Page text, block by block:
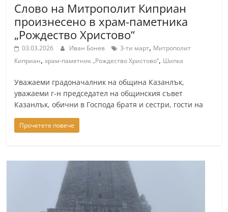
а
–
k
a
z
n
l
a
k
i
n
f
o
Слово на Митрополит Киприан
произнесено в храм-паметника
„Рождество Христово“
03.03.2026 Иван Бонев 3-ти март, Митрополит
Киприан,храм-паметник „Рождество Христово“, Шипка
Уважаеми градоначалник на община Казанлък,
уважаеми г-н председател на общинския съвет
Казанлък, обични в Господа братя и сестри, гости на
Прочетете повече